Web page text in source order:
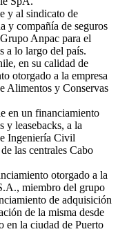
y al sindicato de
y compañía de seguros
Anpac para el
a lo largo del país.
en su calidad de
otorgado a la empresa
Alimentos y Conservas
en un financiamiento
y leasebacks, a la
Ingeniería Civil
las centrales Cabo
otorgado a la
miembro del grupo
de adquisición
de la misma desde
en la ciudad de Puerto